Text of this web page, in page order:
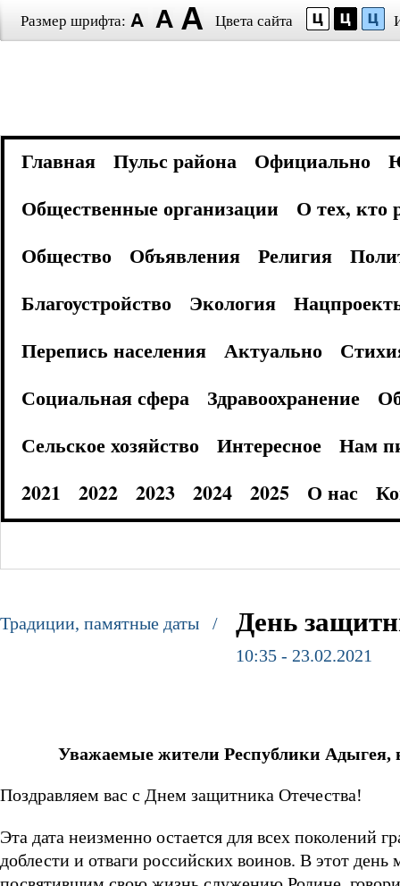
Размер шрифта: Цвета сайта
Главная Пульс района Официально
Общественные организации
О тех, кто
Общество
Объявления Религия
Благоустройство
Экология
Перепись населения
Актуально
Социальная сфера
Здравоохранение
Сельское хозяйство
Интересное
Нам
2021
2022 2023 2024 2025 О нас
Традиции, памятные даты / День
10:35 - 23.02.2021
Уважаемые жители Республики
Поздравляем вас с Днем защитника Отечества!
Эта дата неизменно остается для всех поколений
доблести и отваги российских воинов. В этот